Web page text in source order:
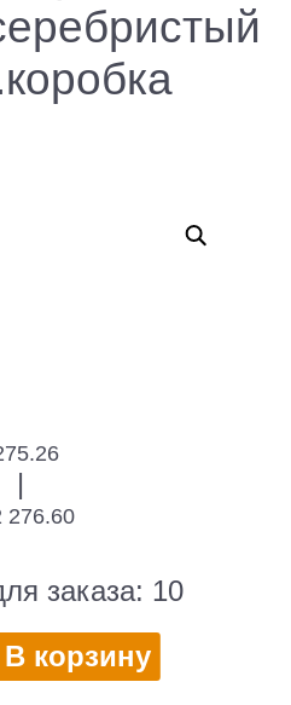
|
276.60
заказа: 10
В корзину